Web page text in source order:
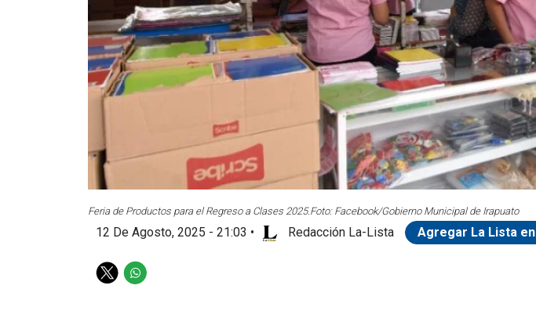
Feria de Productos para el Regreso a Clases 2025.Foto: Facebook/Gobierno Municipal de Irapuato
12 De Agosto, 2025 - 21:03 • Redacción La-Lista Agregar La Lista en
T
W